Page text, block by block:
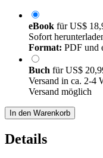
eBook fürUS$
Sofort
Format: PDF und
Buch fürUS$
Versand in ca. 2-4
Versand möglich
In den Warenkorb
Details